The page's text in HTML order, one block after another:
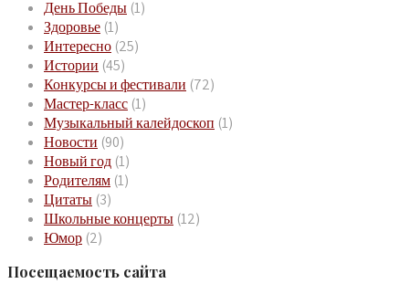
День Победы (1)
Здоровье (1)
Интересно (25)
Истории (45)
Конкурсы и фестивали (72)
Мастер-класс (1)
Музыкальный калейдоскоп (1)
Новости (90)
Новый год (1)
Родителям (1)
Цитаты (3)
Школьные концерты (12)
Юмор (2)
Посещаемость сайта